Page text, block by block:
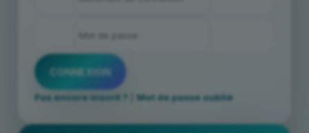
Pas encore inscrit ? Mot de passe oublié